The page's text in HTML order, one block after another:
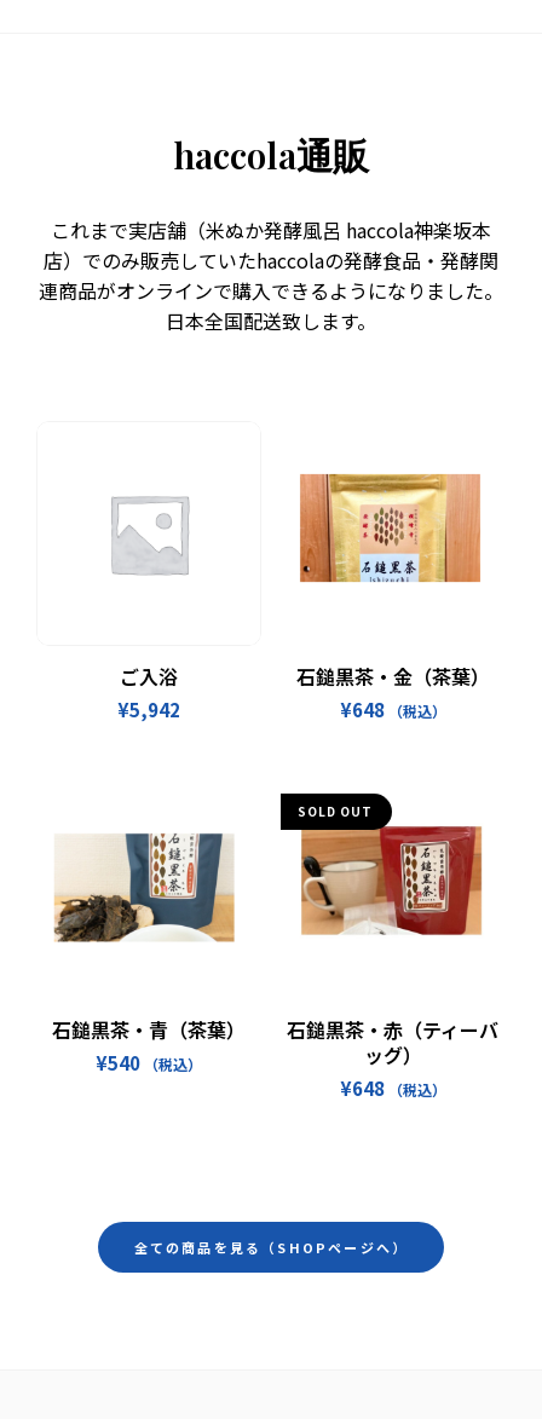
haccola通販
これまで実店舗（米ぬか発酵風呂 haccola神楽坂本
店）でのみ販売していたhaccolaの発酵食品・発酵関
連商品がオンラインで購入できるようになりました。
日本全国配送致します。
お買い物カゴに追加
ご入浴
¥5,942
続きを読む
石鎚黒茶・金（茶葉）
¥648 （税込）
お買い物カゴに追加
石鎚黒茶・青（茶葉）
¥540 （税込）
SOLD OUT
続きを読む
石鎚黒茶・赤（ティーバ
ッグ）
¥648 （税込）
全ての商品を見る（SHOPページへ）